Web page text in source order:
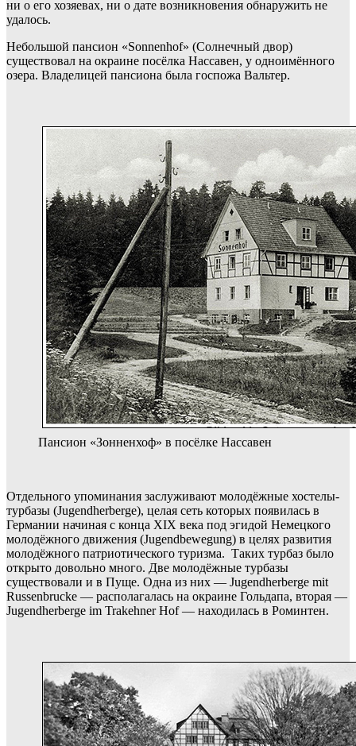
ни о его хозяевах, ни о дате возникновения обнаружить не
удалось.
Небольшой пансион «Sonnenhof» (Солнечный двор)
существовал на окраине посёлка Нассавен, у одноимённого
озера. Владелицей пансиона была госпожа Вальтер.
Пансион «Зонненхоф» в посёлке Нассавен
Отдельного упоминания заслуживают молодёжные хостелы-
турбазы (Jugendherberge), целая сеть которых появилась в
Германии начиная с конца XIX века под эгидой Немецкого
молодёжного движения (Jugendbewegung) в целях развития
молодёжного патриотического туризма. Таких турбаз было
открыто довольно много. Две молодёжные турбазы
существовали и в Пуще. Одна из них — Jugendherberge mit
Russenbrucke — располагалась на окраине Гольдапа, вторая —
Jugendherberge im Trakehner Hof — находилась в Роминтен.